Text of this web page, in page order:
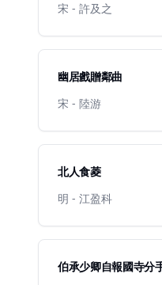
宋 - 許及之
幽居戲贈鄰曲
宋 - 陸游
北人食菱
明 - 江盈科
伯承少卿自報國寺分